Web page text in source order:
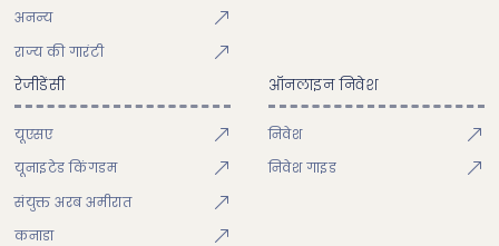
अनन्य
राज्य की गारंटी
रेजीडेंसी
यूएसए
यूनाइटेड किंगडम
संयुक्त अरब अमीरात
कनाडा
ऑनलाइन निवेश
निवेश
निवेश गाइड